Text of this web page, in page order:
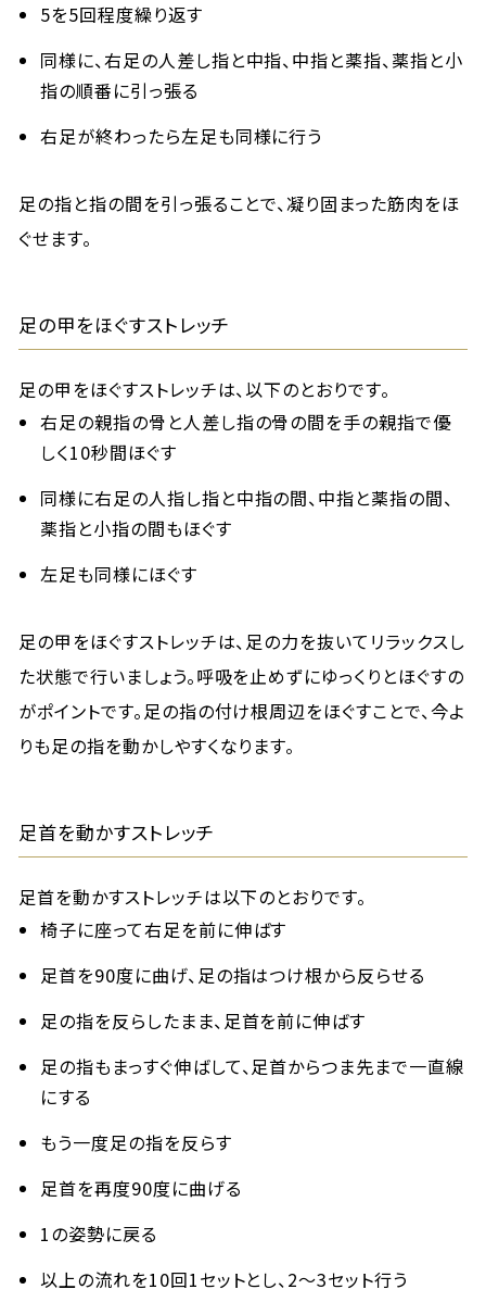
5を5回程度繰り返す
同様に、右足の人差し指と中指、中指と薬指、薬指と小
指の順番に引っ張る
右足が終わったら左足も同様に行う
足の指と指の間を引っ張ることで、凝り固まった筋肉をほ
ぐせます。
足の甲をほぐすストレッチ
足の甲をほぐすストレッチは、以下のとおりです。
右足の親指の骨と人差し指の骨の間を手の親指で優
しく10秒間ほぐす
同様に右足の人指し指と中指の間、中指と薬指の間、
薬指と小指の間もほぐす
左足も同様にほぐす
足の甲をほぐすストレッチは、足の力を抜いてリラックスし
た状態で行いましょう。呼吸を止めずにゆっくりとほぐすの
がポイントです。足の指の付け根周辺をほぐすことで、今よ
りも足の指を動かしやすくなります。
足首を動かすストレッチ
足首を動かすストレッチは以下のとおりです。
椅子に座って右足を前に伸ばす
足首を90度に曲げ、足の指はつけ根から反らせる
足の指を反らしたまま、足首を前に伸ばす
足の指もまっすぐ伸ばして、足首からつま先まで一直線
にする
もう一度足の指を反らす
足首を再度90度に曲げる
1の姿勢に戻る
以上の流れを10回1セットとし、2～3セット行う